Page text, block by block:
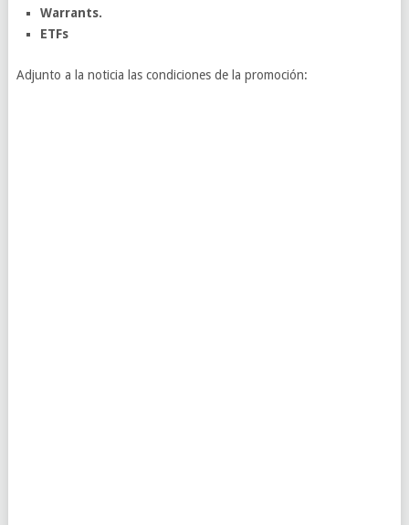
Warrants.
ETFs
Adjunto a la noticia las condiciones de la promoción: